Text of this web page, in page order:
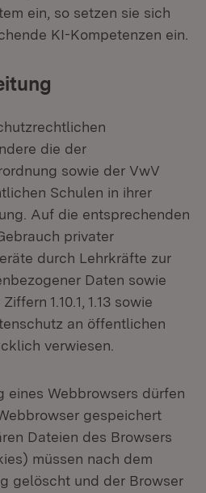
ein, so setzen sie sich
KI-Kompetenzen ein.
die der
sowie der VwV
Schulen in ihrer
Auf die entsprechenden
privater
durch Lehrkräfte zur
Daten sowie
1.10.1, 1.13 sowie
an öffentlichen
verwiesen.
eines Webbrowsers dürfen
gespeichert
Dateien des Browsers
müssen nach dem
gelöscht und der Browser